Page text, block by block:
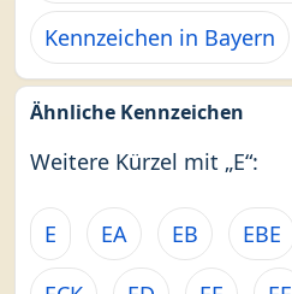
Kennzeichen in Bayern
Ähnliche Kennzeichen
Weitere Kürzel mit „E“:
E EA EB EBE